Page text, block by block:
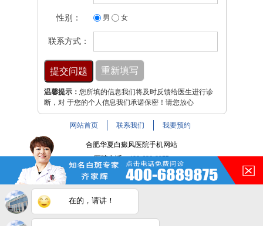
性别： 男 女
联系方式：
温馨提示： 您所填的信息我们将及时反馈给医生进行诊
断，对 于您的个人信息我们承诺保密！请您放心
网站首页 联系我们 我要预约
合肥华夏白癜风医院手机网站
医院电话：400-688-9875
医院地址：合肥市铜陵路与裕溪路交叉路口
注：本网站信息仅供参考，不能作为诊断及医疗依据，服用
药物或进行治疗时请遵医嘱。如有转载或引用文章涉及版权
问题，请与我们联系。
在的，请讲！